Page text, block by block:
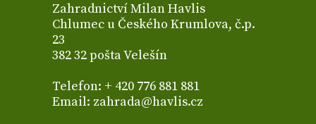
Zahradnictví Milan Havlis
Chlumec u Českého Krumlova, č.p.
23
382 32 pošta Velešín
Telefon: + 420 776 881 881
Email: zahrada@havlis.cz